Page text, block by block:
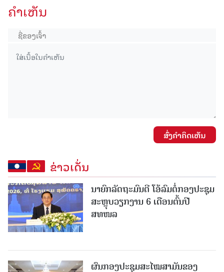
ຄໍາເຫັນ
ສົ່ງຄໍາຄິດເຫັນ
ຂ່າວເດັ່ນ
ນາຍົກລັດຖະມົນຕີ ໂອ້ລົມຕໍ່ກອງປະຊຸມ
ສະຫຼຸບວຽກງານ 6 ເດືອນຕົ້ນປີ
ສທໜລ
ຜົນກອງປະຊຸມສະໄໝສາມັນຂອງ